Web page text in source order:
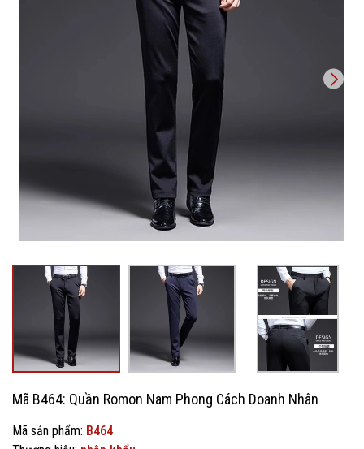
Mã B464: Quần Romon Nam Phong Cách Doanh Nhân
Mã sản phẩm: B464